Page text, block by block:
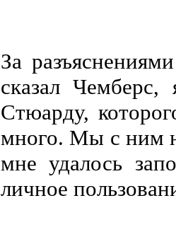
За
сказал
Стюарду,
много. Мы с ним
мне удалось
личное